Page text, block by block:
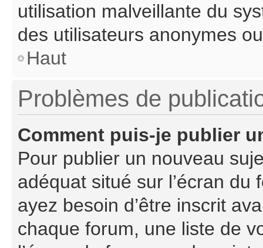
utilisation malveillante du
des utilisateurs anonymes
Haut
Problèmes de
Comment puis-je publier
Pour publier un nouveau
adéquat situé sur l’écran
ayez besoin d’être inscrit
chaque forum, une liste de